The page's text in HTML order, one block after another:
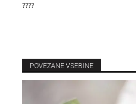
????
POVEZANE VSEBINE